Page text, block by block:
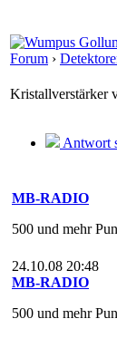
Forum ›
Kristallverstärker
Antwort
MB-RADIO
500 und mehr
24.10.08 20:48
MB-RADIO
500 und mehr